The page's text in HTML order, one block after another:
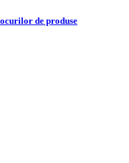
de produse